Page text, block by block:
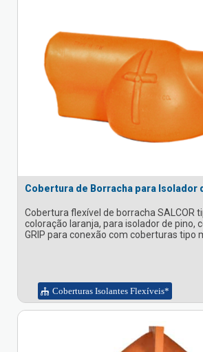
Cobertura de Borracha para Isolador
Cobertura flexível de borracha SALCOR
coloração laranja, para isolador de pino,
GRIP para conexão com coberturas tipo
Coberturas Isolantes Flexíveis*